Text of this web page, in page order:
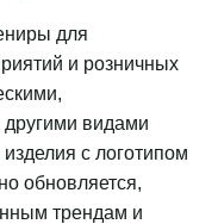
для
и розничных
другими видами
с логотипом
обновляется,
трендам и